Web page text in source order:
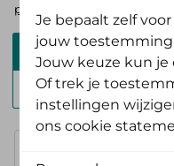
pakket
Alles
Zelf
Je bepaalt zelf
jouw
Jouw keuze kun
Of trek je
instellingen
ons cookie